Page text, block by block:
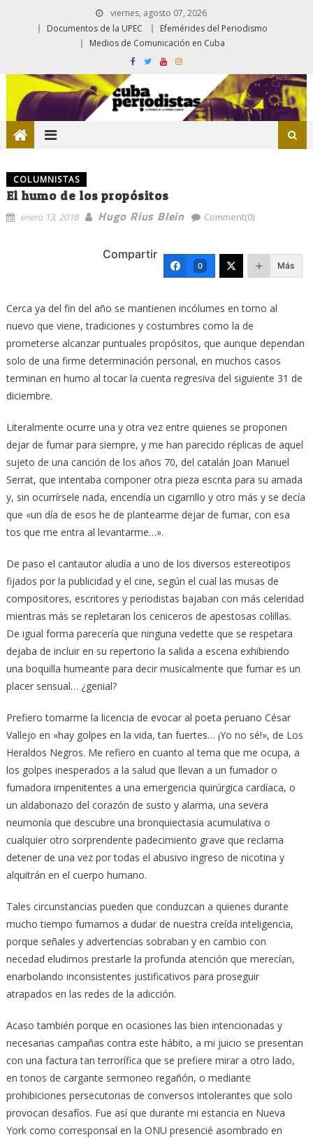
viernes, agosto 07, 2026
Documentos de la UPEC
Efemérides del Periodismo
Medios de Comunicación en Cuba
COLUMNISTAS
El humo de los propósitos
enero 13, 2018 Hugo Rius Blein Comment(0)
Compartir
0 Más
Cerca ya del fin del año se mantienen incólumes en torno al
nuevo que viene, tradiciones y costumbres como la de
prometerse alcanzar puntuales propósitos, que aunque dependan
solo de una firme determinación personal, en muchos casos
terminan en humo al tocar la cuenta regresiva del siguiente 31 de
diciembre.
Literalmente ocurre una y otra vez entre quienes se proponen
dejar de fumar para siempre, y me han parecido réplicas de aquel
sujeto de una canción de los años 70, del catalán Joan Manuel
Serrat, que intentaba componer otra pieza escrita para su amada
y, sin ocurrírsele nada, encendía un cigarrillo y otro más y se decía
que «un día de esos he de plantearme dejar de fumar, con esa
tos que me entra al levantarme…».
De paso el cantautor aludía a uno de los diversos estereotipos
fijados por la publicidad y el cine, según el cual las musas de
compositores, escritores y periodistas bajaban con más celeridad
mientras más se repletaran los ceniceros de apestosas colillas.
De igual forma parecería que ninguna vedette que se respetara
dejaba de incluir en su repertorio la salida a escena exhibiendo
una boquilla humeante para decir musicalmente que fumar es un
placer sensual… ¿genial?
Prefiero tomarme la licencia de evocar al poeta peruano César
Vallejo en «hay golpes en la vida, tan fuertes… ¡Yo no sé!», de Los
Heraldos Negros. Me refiero en cuanto al tema que me ocupa, a
los golpes inesperados a la salud que llevan a un fumador o
fumadora impenitentes a una emergencia quirúrgica cardíaca, o
un aldabonazo del corazón de susto y alarma, una severa
neumonía que descubre una bronquiectasia acumulativa o
cualquier otro sorprendente padecimiento grave que reclama
detener de una vez por todas el abusivo ingreso de nicotina y
alquitrán en el cuerpo humano.
Tales circunstancias pueden que conduzcan a quienes durante
mucho tiempo fumamos a dudar de nuestra creída inteligencia,
porque señales y advertencias sobraban y en cambio con
necedad eludimos prestarle la profunda atención que merecían,
enarbolando inconsistentes justificativos para proseguir
atrapados en las redes de la adicción.
Acaso también porque en ocasiones las bien intencionadas y
necesarias campañas contra este hábito, a mi juicio se presentan
con una factura tan terrorífica que se prefiere mirar a otro lado,
en tonos de cargante sermoneo regañón, o mediante
prohibiciones persecutorias de conversos intolerantes que solo
provocan desafíos. Fue así que durante mi estancia en Nueva
York como corresponsal en la ONU presencié asombrado en